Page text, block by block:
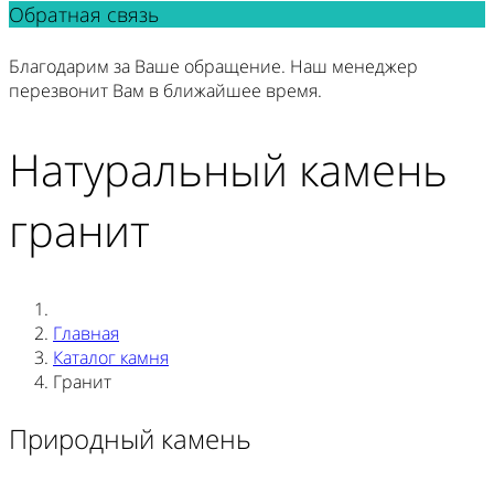
Обратная связь
Благодарим за Ваше обращение. Наш менеджер
перезвонит Вам в ближайшее время.
Натуральный камень
гранит
Главная
Каталог камня
Гранит
Природный камень